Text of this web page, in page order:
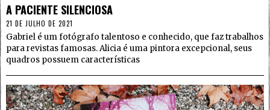
A PACIENTE SILENCIOSA
21 DE JULHO DE 2021
Gabriel é um fotógrafo talentoso e conhecido, que faz trabalhos
para revistas famosas. Alicia é uma pintora excepcional, seus
quadros possuem características